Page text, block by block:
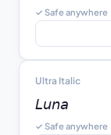
✓ Safe anywhere
Ultra Italic
𝘓𝘶𝘯𝘢
✓ Safe anywhere